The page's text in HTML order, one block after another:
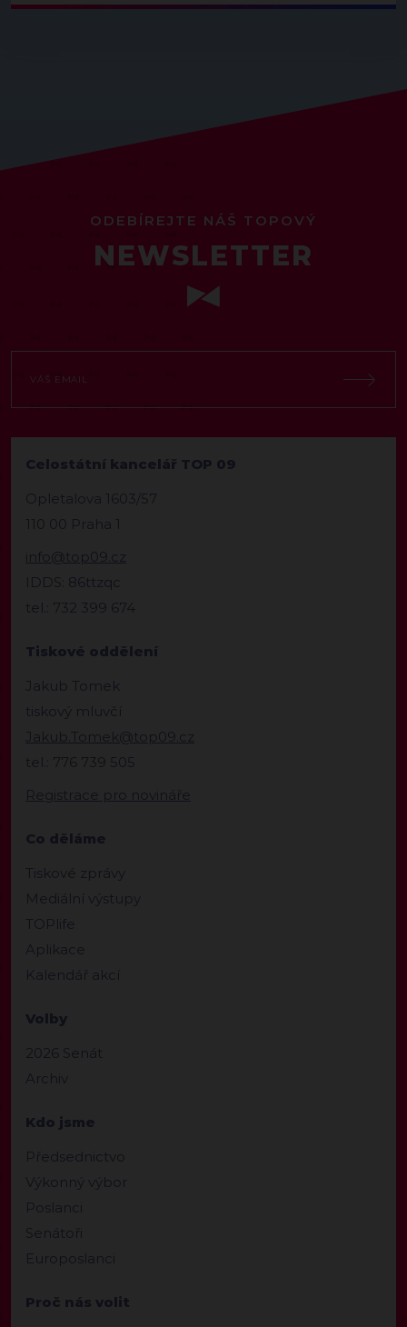
ODEBÍREJTE NÁŠ TOPOVÝ
NEWSLETTER
Celostátní kancelář TOP 09
Opletalova 1603/57
110 00 Praha 1
info@top09.cz
IDDS: 86ttzqc
tel.: 732 399 674
Tiskové oddělení
Jakub Tomek
tiskový mluvčí
Jakub.Tomek@top09.cz
tel.: 776 739 505
Registrace pro novináře
Co děláme
Tiskové zprávy
Mediální výstupy
TOPlife
Aplikace
Kalendář akcí
Volby
2026 Senát
Archiv
Kdo jsme
Předsednictvo
Výkonný výbor
Poslanci
Senátoři
Europoslanci
Proč nás volit